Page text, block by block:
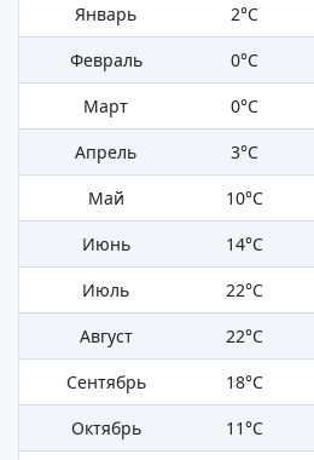
Январь
2°C
Февраль
0°C
Март
0°C
Апрель
3°C
Май
10°C
Июнь
14°C
Июль
22°C
Август
22°C
Сентябрь
18°C
Октябрь
11°C